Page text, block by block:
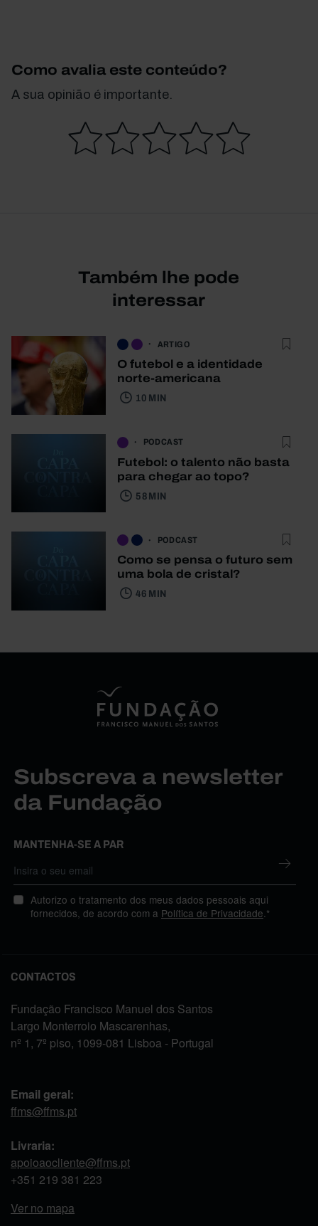
Como avalia este conteúdo?
A sua opinião é importante.
Também lhe pode
interessar
ARTIGO
O futebol e a identidade
norte-americana
10 MIN
PODCAST
Futebol: o talento não basta
para chegar ao topo?
58 MIN
PODCAST
Como se pensa o futuro sem
uma bola de cristal?
46 MIN
Subscreva a newsletter
da Fundação
MANTENHA-SE A PAR
Autorizo o tratamento dos meus dados pessoais aqui
fornecidos, de acordo com a Política de Privacidade.*
CONTACTOS
Fundação Francisco Manuel dos Santos
Largo Monterroio Mascarenhas,
nº 1, 7º piso, 1099-081 Lisboa - Portugal
Email geral:
ffms@ffms.pt
Livraria:
apoioaocliente@ffms.pt
+351 219 381 223
Ver no mapa